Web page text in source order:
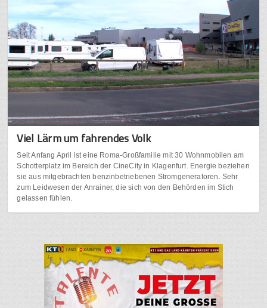
Viel Lärm um fahrendes Volk
Seit Anfang April ist eine Roma-Großfamilie mit 30 Wohnmobilen am
Schotterplatz im Bereich der CineCity in Klagenfurt. Energie beziehen
sie aus mitgebrachten benzinbetriebenen Stromgeneratoren. Sehr
zum Leidwesen der Anrainer, die sich von den Behörden im Stich
gelassen fühlen.